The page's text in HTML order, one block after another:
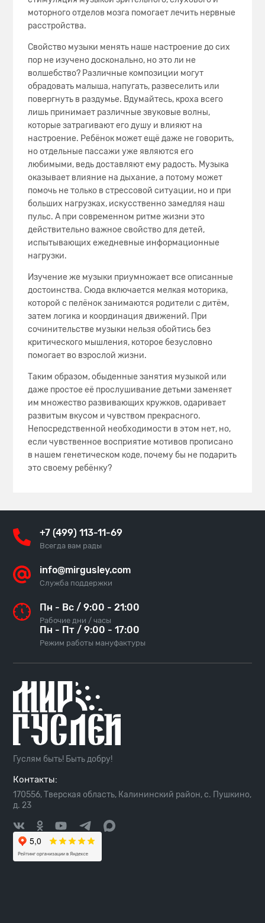
моторного отделов мозга помогает лечить нервные
расстройства.
Свойство музыки менять наше настроение до сих
пор не изучено досконально, но это ли не
волшебство? Различные композиции могут
обрадовать малыша, напугать, развеселить или
повергнуть в раздумье. Вдумайтесь, кроха всего
лишь принимает различные звуковые волны,
которые затрагивают его душу и влияют на
настроение. Ребёнок может ещё даже не говорить,
но отдельные пассажи уже являются его
любимыми, ведь доставляют ему радость. Музыка
оказывает влияние на дыхание, а потому может
помочь не только в стрессовой ситуации, но и при
больших нагрузках, искусственно замедляя наш
пульс. А при современном ритме жизни это
действительно важное свойство для детей,
испытывающих ежедневные информационные
нагрузки.
Изучение же музыки приумножает все описанные
достоинства. Сюда включается мелкая моторика,
которой с пелёнок занимаются родители с дитём,
затем логика и координация движений. При
сочинительстве музыки нельзя обойтись без
критического мышления, которое безусловно
помогает во взрослой жизни.
Таким образом, обыденные занятия музыкой или
даже простое её прослушивание детьми заменяет
им множество развивающих кружков, одаривает
развитым вкусом и чувством прекрасного.
Непосредственной необходимости в этом нет, но,
если чувственное восприятие мотивов прописано
в нашем генетическом коде, почему бы не подарить
это своему ребёнку?
+7 (499) 113-11-69
Всегда вам рады
info@mirgusley.com
Служба поддержки
Пн - Вс / 9:00 - 21:00
Рабочие дни / часы
Пн - Пт / 9:00 - 17:00
Режим работы мануфактуры
Гуслям быть! Быть добру!
Контакты:
170556, Тверская область, Калининский район, с. Пушкино,
д. 23